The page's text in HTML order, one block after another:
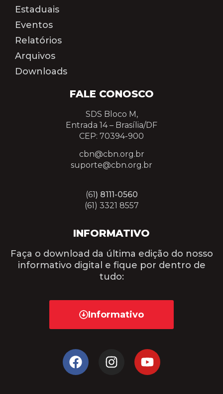
INFORMATIVO
Faça o download da última edição do nosso
informativo digital e fique por dentro de
tudo:
Informativo
FALE CONOSCO
SDS Bloco M,
Entrada 14 – Brasília/DF
CEP: 70394-900
cbn@cbn.org.br
suporte@cbn.org.br
(61) 8111-0560
(61) 3321 8557
Estaduais
Eventos
Relatórios
Arquivos
Downloads